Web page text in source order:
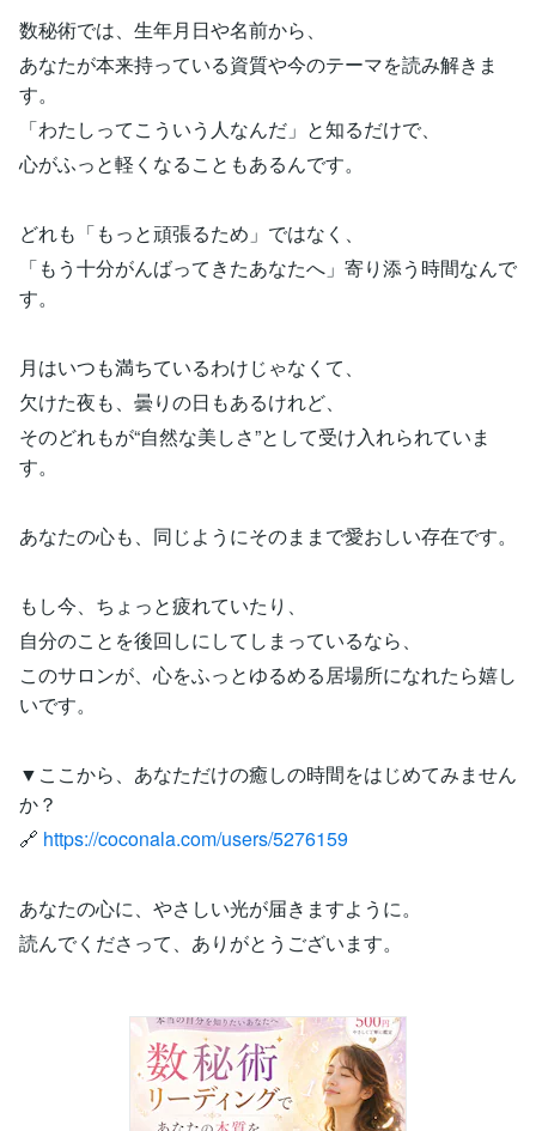
数秘術では、生年月日や名前から、
あなたが本来持っている資質や今のテーマを読み解きま
す。
「わたしってこういう人なんだ」と知るだけで、
心がふっと軽くなることもあるんです。
どれも「もっと頑張るため」ではなく、
「もう十分がんばってきたあなたへ」寄り添う時間なんで
す。
月はいつも満ちているわけじゃなくて、
欠けた夜も、曇りの日もあるけれど、
そのどれもが“自然な美しさ”として受け入れられていま
す。
あなたの心も、同じようにそのままで愛おしい存在です。
もし今、ちょっと疲れていたり、
自分のことを後回しにしてしまっているなら、
このサロンが、心をふっとゆるめる居場所になれたら嬉し
いです。
▼ここから、あなただけの癒しの時間をはじめてみません
か？
🔗 https://coconala.com/users/5276159
あなたの心に、やさしい光が届きますように。
読んでくださって、ありがとうございます。